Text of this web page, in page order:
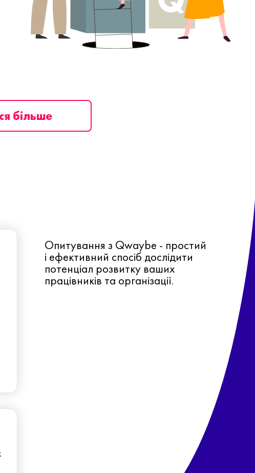
більше
Опитування з Qwaybe - простий
і ефективний спосіб дослідити
потенціал розвитку ваших
працівників та організації.